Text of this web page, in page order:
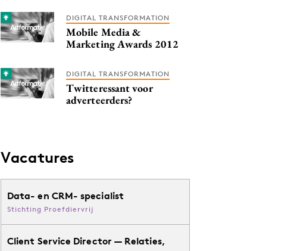
DIGITAL TRANSFORMATION
Mobile Media &
Marketing Awards 2012
DIGITAL TRANSFORMATION
Twitteressant voor
adverteerders?
Vacatures
Data- en CRM- specialist
Stichting Proefdiervrij
Client Service Director — Relaties,